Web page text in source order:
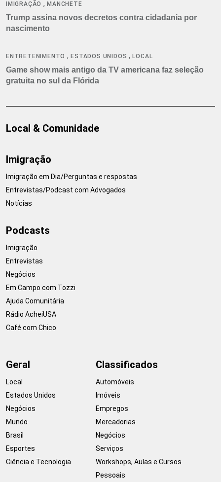
IMIGRAÇÃO ,MANCHETE
Trump assina novos decretos contra cidadania por
nascimento
ENTRETENIMENTO ,ESTADOS UNIDOS ,LOCAL
Game show mais antigo da TV americana faz seleção
gratuita no sul da Flórida
Local & Comunidade
Imigração
Imigração em Dia/Perguntas e respostas
Entrevistas/Podcast com Advogados
Notícias
Podcasts
Imigração
Entrevistas
Negócios
Em Campo com Tozzi
Ajuda Comunitária
Rádio AcheiUSA
Café com Chico
Geral
Local
Estados Unidos
Negócios
Mundo
Brasil
Esportes
Ciência e Tecnologia
Classificados
Automóveis
Imóveis
Empregos
Mercadorias
Negócios
Serviços
Workshops, Aulas e Cursos
Pessoais